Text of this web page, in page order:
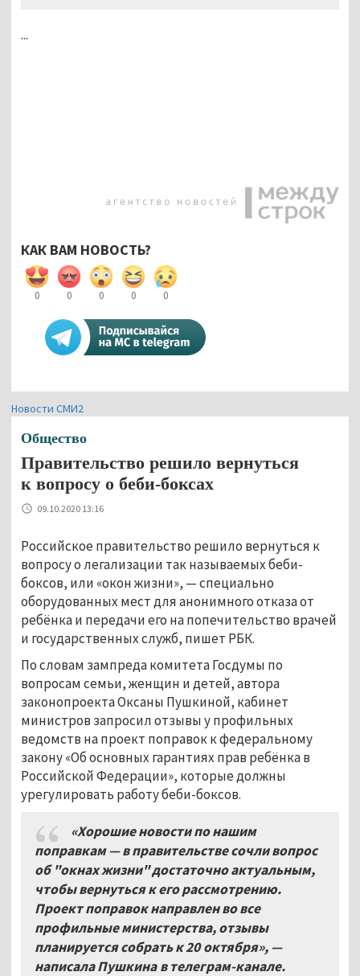
...
КАК ВАМ НОВОСТЬ?
0 0 0 0 0
Новости СМИ2
Общество
Правительство решило вернуться
к вопросу о беби-боксах
09.10.2020 13:16
Российское правительство решило вернуться к
вопросу о легализации так называемых беби-
боксов, или «окон жизни», — специально
оборудованных мест для анонимного отказа от
ребёнка и передачи его на попечительство врачей
и государственных служб, пишет РБК.
По словам зампреда комитета Госдумы по
вопросам семьи, женщин и детей, автора
законопроекта Оксаны Пушкиной, кабинет
министров запросил отзывы у профильных
ведомств на проект поправок к федеральному
закону «Об основных гарантиях прав ребёнка в
Российской Федерации», которые должны
урегулировать работу беби-боксов.
«Хорошие новости по нашим
поправкам — в правительстве сочли вопрос
об "окнах жизни" достаточно актуальным,
чтобы вернуться к его рассмотрению.
Проект поправок направлен во все
профильные министерства, отзывы
планируется собрать к 20 октября», —
написала Пушкина в телеграм-канале.